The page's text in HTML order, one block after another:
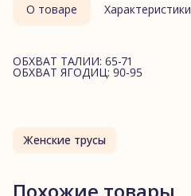
О товаре Характеристики
ОБХВАТ ТАЛИИ: 65-71
ОБХВАТ ЯГОДИЦ: 90-95
Женские трусы
Похожие товары